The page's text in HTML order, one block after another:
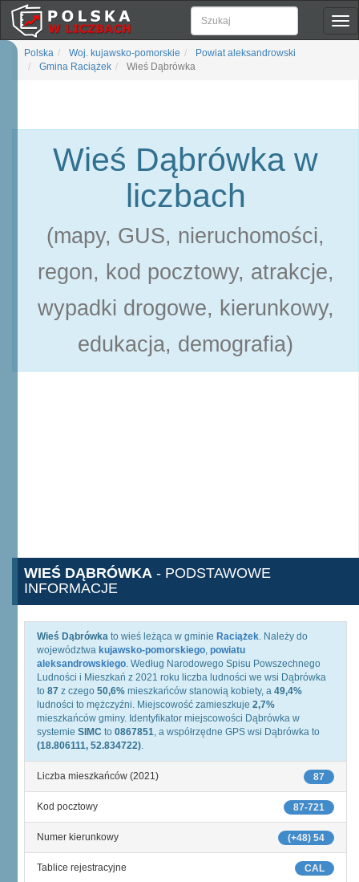
Polska Woj. kujawsko-pomorskie
Powiat aleksandrowski
Gmina Raciążek
Wieś Dąbrówka
Wieś Dąbrówka w
liczbach
(mapy, GUS, nieruchomości,
regon, kod pocztowy, atrakcje,
wypadki drogowe, kierunkowy,
edukacja, demografia)
WIEŚ DĄBRÓWKA - PODSTAWOWE
INFORMACJE
Wieś Dąbrówka to wieś leżąca w gminie Raciążek. Należy do
województwa kujawsko-pomorskiego, powiatu
aleksandrowskiego. Według Narodowego Spisu Powszechnego
Ludności i Mieszkań z 2021 roku liczba ludności we wsi Dąbrówka
to 87 z czego 50,6% mieszkańców stanowią kobiety, a 49,4%
ludności to mężczyźni. Miejscowość zamieszkuje 2,7%
mieszkańców gminy. Identyfikator miejscowości Dąbrówka w
systemie SIMC to 0867851, a współrzędne GPS wsi Dąbrówka to
(18.806111, 52.834722).
87
Liczba mieszkańców (2021)
87-721
Kod pocztowy
(+48) 54
Numer kierunkowy
CAL
Tablice rejestracyjne